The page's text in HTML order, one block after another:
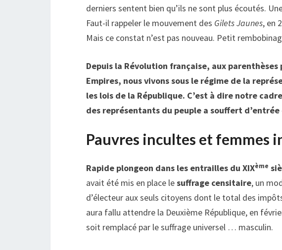
derniers sentent bien qu’ils ne sont plus écoutés.
Faut-il rappeler le mouvement des Gilets Jaunes, en
Mais ce constat n’est pas nouveau. Petit
Depuis la Révolution française, aux
Empires, nous vivons sous le régime de la
les lois de la République. C’est à dire notre
des représentants du peuple a souffert
Pauvres incultes et femmes
Rapide plongeon dans les entrailles du XIXème
avait été mis en place lesuffrage censitaire, un
d’électeur aux seuls citoyens dont le total des
aura fallu attendre la Deuxième République, en
soit remplacé par le suffrage universel … masculin.